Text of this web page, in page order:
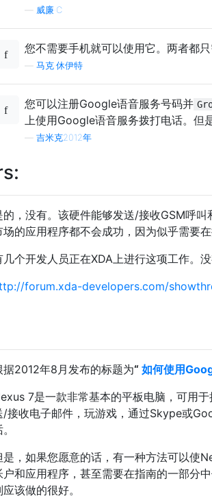
威廉·C
您不需要手机就可以使用它。两者都
马克·休伊特
您可以注册Google语音服务号码并
上使用Google语音服务拨打电话。但
吉米克2012年
的，没有。该硬件能够发送/接收GSM呼
场的应用程序都不会成功，因为似乎需要在
几个开发人员正在XDA上进行这项工作。
forum.xda-developers.com/
据2012年8月发布的标题为“ 如何使用
7是一款非常基本的平板电脑，可用
/接收电子邮件，玩游戏，通过Skype或
是，如果您愿意的话，有一种方法可以使
户和应用程序，甚至需要在指南的一部分
应该做的很好。